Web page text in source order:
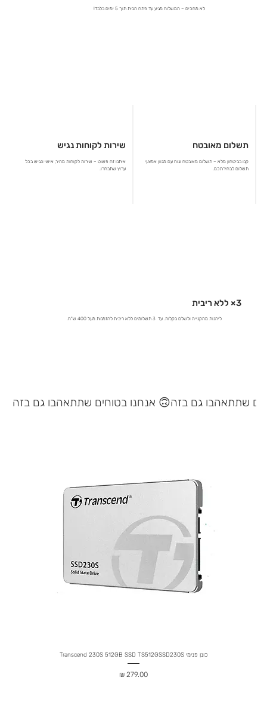
שירות לקוחות נגיש
איתנו זה פשוט – שירות לקוחות מהיר, אישי ונגיש בכל
ערוץ שתבחרו.
לא מחכים – המשלוח מגיע עד פתח הבית תוך 5 ימים בלבד!
תשלום מאובטח
קנו בביטחון מלא – תשלום מאובטח ונוח עם מגוון אמצעי
תשלום לבחירתכם.
3× ללא ריבית
ליהנות מהקנייה ולשלם בקלות. עד 3 תשלומים ללא ריבית להזמנות מעל 400 ש"ח.
אנחנו בטוחים שתתאהבו גם בזה 🙃
כונן פנימי Transcend 230S 512GB SSD TS512GSSD230S
מחיר